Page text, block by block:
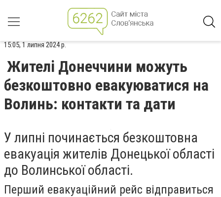
15:05, 1 липня 2024 р.
Жителі Донеччини можуть
безкоштовно евакуюватися на
Волинь: контакти та дати
У липні починається безкоштовна
евакуація жителів Донецької області
до Волинської області.
Перший евакуаційний рейс відправиться